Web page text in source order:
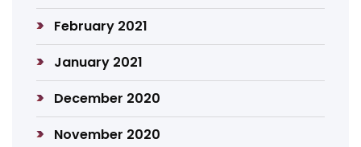
February 2021
January 2021
December 2020
November 2020